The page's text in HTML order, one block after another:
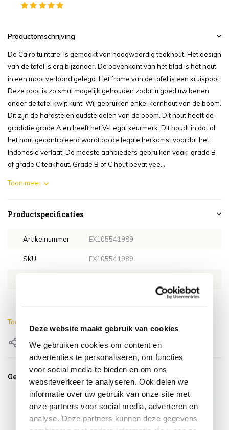
Deze website maakt gebruik van cookies
We gebruiken cookies om content en
advertenties te personaliseren, om functies
voor social media te bieden en om ons
websiteverkeer te analyseren. Ook delen we
informatie over uw gebruik van onze site met
onze partners voor social media, adverteren en
analyse. Deze partners kunnen deze gegevens
Productomschrijving
De Cairo tuintafel is gemaakt van hoogwaardig teakhout. Het design
van de tafel is erg bijzonder. De bovenkant van het blad is het hout
in een mooi verband gelegd. Het frame van de tafel is een kruispoot.
Deze poot is zo smal mogelijk gehouden zodat u goed uw benen
onder de tafel kwijt kunt. Wij gebruiken enkel kernhout van de boom.
Dit zijn de hardste en oudste delen van de boom. Dit hout heeft de
gradatie grade A en heeft het V-Legal keurmerk. Dit houdt in dat al
het hout gecontroleerd wordt op de legale herkomst voordat het
Indonesië verlaat. De meeste aanbieders gebruiken vaak grade B
of grade C teakhout. Grade B of C hout bevat vee...
Toon meer
Productspecificaties
Artikelnummer EX105541989
SKU EX105541989
Toon meer
Delen
Gerelateerde producten